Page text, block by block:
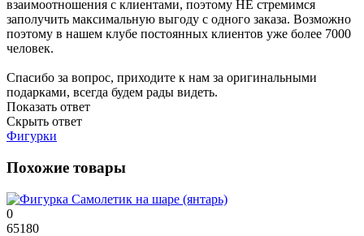
взаимоотношения с клиентами, поэтому НЕ стремимся
заполучить максимальную выгоду с одного заказа. Возможно
поэтому в нашем клубе постоянных клиентов уже более 7000
человек.
Спасибо за вопрос, приходите к нам за оригинальными
подарками, всегда будем рады видеть.
Показать ответ
Скрыть ответ
Фигурки
Похожие товары
0
65180